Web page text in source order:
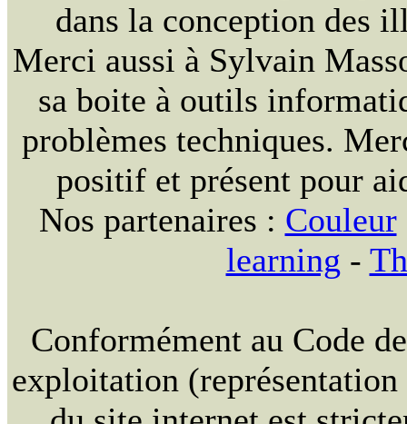
dans la conception des
Merci aussi à Sylvain
sa boite à outils
problèmes techniques.
positif et présent pour
Nos partenaires : Couleur
learning -
Conformément au Code
exploitation